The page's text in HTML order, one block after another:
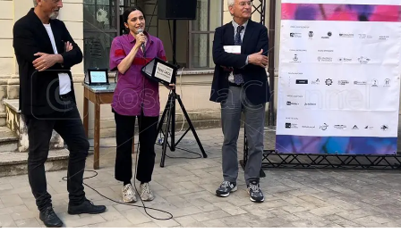
SPORT
CULTURA
AMBIENTE
Streaming
LAC TV
LAC NETWORK
LAC ONAIR